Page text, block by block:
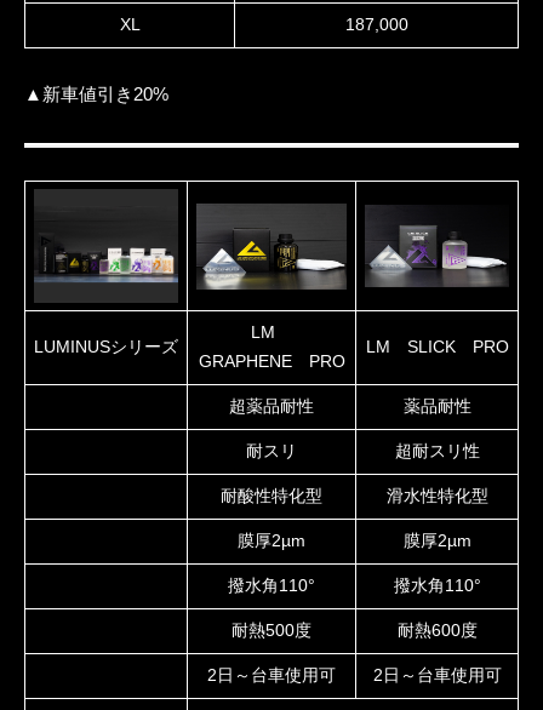
XL 187,000
▲新車値引き20%
LUMINUSシリーズ
LM
GRAPHENE PRO
LM SLICK PRO
超薬品耐性 薬品耐性
耐スリ 超耐スリ性
耐酸性特化型 滑水性特化型
膜厚2µm 膜厚2µm
撥水角110° 撥水角110°
耐熱500度 耐熱600度
2日～台車使用可 2日～台車使用可